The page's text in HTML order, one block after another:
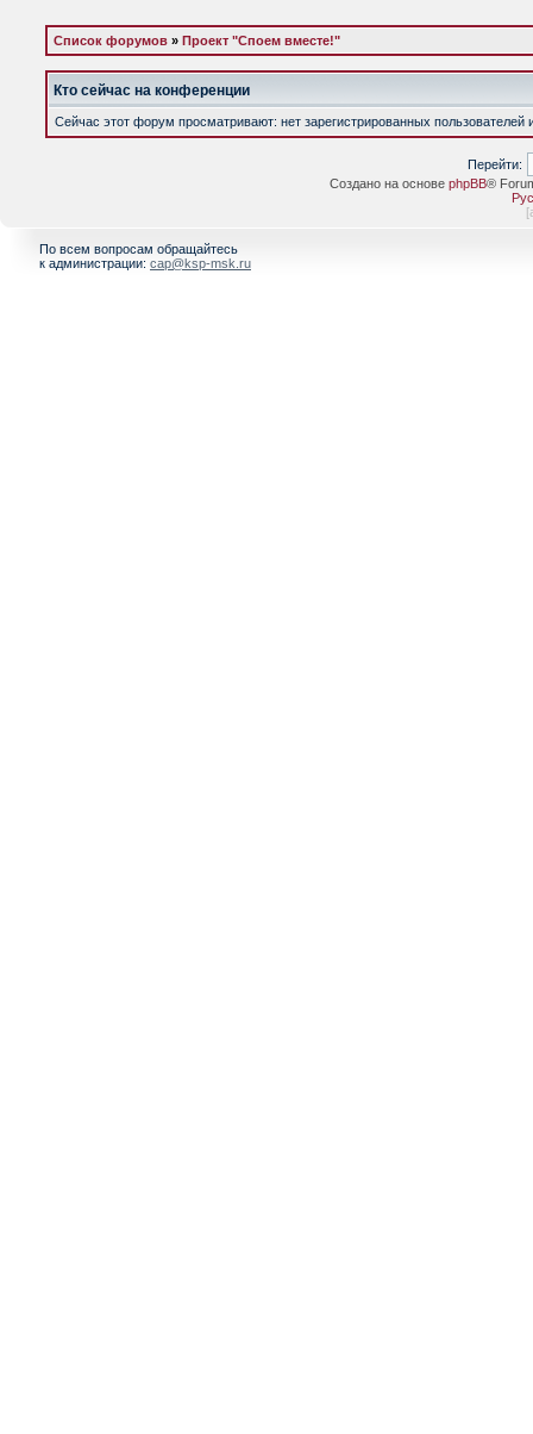
Список форумов » Проект "Споем вместе!"
Кто сейчас на конференции
Сейчас этот форум просматривают: нет зарегистрированных пользователей
Перейти:
Создано на основе phpBB®
[
По всем вопросам обращайтесь
к администрации: cap@ksp-msk.ru